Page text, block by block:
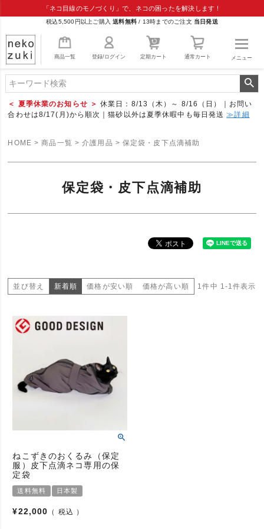
「ネコ目線のモノづくり」で、ネコの困ったを解決します！
税込5,500円以上ご購入送料無料 / 13時までのご注文 当日発送
商品一覧 登録/ログイン 定期カート 通常カート メニュー
＜ 夏季休業のお知らせ ＞ 休業日：8/13（木）～ 8/16（日）｜お問い
合わせは8/17(月)から順次｜猫砂以外は夏季休暇中も毎日発送≫詳細
HOME 商品一覧 介護用品 保定袋・皮下点滴補助
保定袋・皮下点滴補助
並び替え 新着順 価格が安い順 価格が高い順 1件中 1 -1件表示
ねこずきのおくるみ（保定
服）皮下点滴ネコ専用の保
定袋
送料無料 日本製
¥22,000 税込